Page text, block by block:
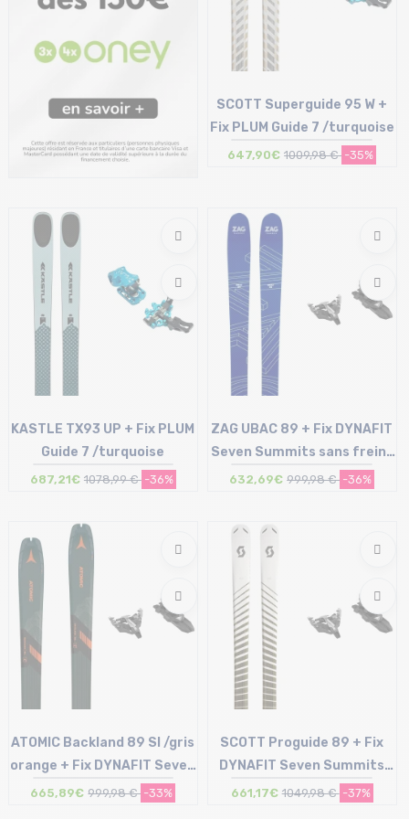
SCOTT Superguide 95 W +
Fix PLUM Guide 7 /turquoise
647,90€ 1009,98 € -35%
KASTLE TX93 UP + Fix PLUM
Guide 7 /turquoise
687,21€ 1078,99 € -36%
ZAG UBAC 89 + Fix DYNAFIT
Seven Summits sans freins
/noir argent
632,69€ 999,98 € -36%
ATOMIC Backland 89 Sl /gris
orange + Fix DYNAFIT Seven
Summits sans freins /n...
665,89€ 999,98 € -33%
SCOTT Proguide 89 + Fix
DYNAFIT Seven Summits
sans freins /noir argent
661,17€ 1049,98 € -37%